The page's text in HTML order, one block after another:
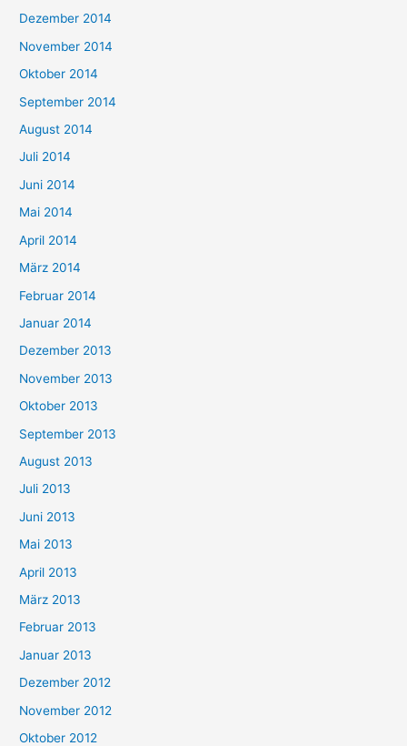
Dezember 2014
November 2014
Oktober 2014
September 2014
August 2014
Juli 2014
Juni 2014
Mai 2014
April 2014
März 2014
Februar 2014
Januar 2014
Dezember 2013
November 2013
Oktober 2013
September 2013
August 2013
Juli 2013
Juni 2013
Mai 2013
April 2013
März 2013
Februar 2013
Januar 2013
Dezember 2012
November 2012
Oktober 2012